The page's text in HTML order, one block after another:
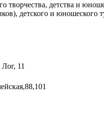
творчества, детства и
детского и юношеского
11